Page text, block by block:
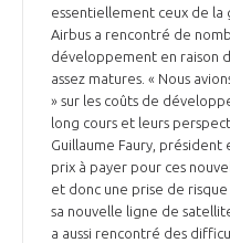
essentiellement ceux de la
Airbus a rencontré de
développement en raison
assez matures. « Nous
» sur les coûts de
long cours et leurs
Guillaume Faury, président
prix à payer pour ces
et donc une prise de risque
sa nouvelle ligne de
a aussi rencontré des